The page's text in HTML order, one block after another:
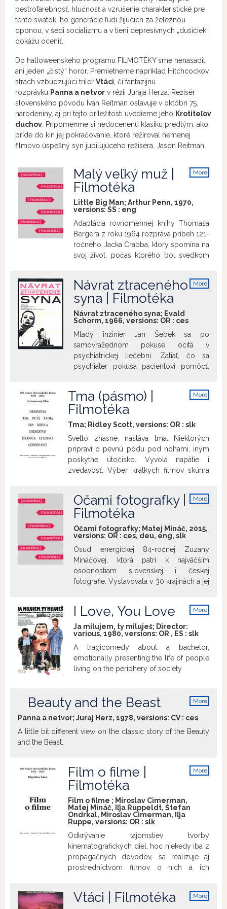
pestrofarebnosť, hlučnosť a vzrušenie charakteristické pre
tento sviatok, ho generácie ľudí žijúcich za železnou
oponou, v šedi socializmu a v tieni depresívnych „dušičiek“,
dokážu oceniť.
Do halloweenskeho programu FILMOTÉKY sme nenasadili
ani jeden „čistý“ horor. Premietneme napríklad Hitchcockov
strach vzbudzujúci triler Vtáci , či fantazijnú
rozprávku Panna a netvor v réžii Juraja Herza. Režisér
slovenského pôvodu Ivan Reitman oslavuje v októbri 75.
narodeniny, aj pri tejto príležitosti uvedieme jeho Krotiteľov
duchov . Pripomeňme si nedocenenú klasiku predtým, ako
príde do kín jej pokračovanie, ktoré režíroval nemenej
filmovo úspešný syn jubilujúceho režiséra, Jason Reitman.
More
Malý veľký muž |
Filmotéka
Little Big Man; Arthur Penn, 1970,
versions: SS : eng
Adaptácia rovnomennej knihy Thomasa
Bergera z roku 1964 rozpráva príbeh 121-
ročného Jacka Crabba, ktorý spomína na
svoj život, počas ktorého bol svedkom
ho uniesli Indiáni, neskôr bojoval s
Čerokejmi v bitke pri Little Big Horn.
Hlavnú postavu v tomto napínavom
westerne s komediálnymi prvkami
stvárnil jedinečný Dustin Hoffmann. Film
uvádzame pri príležitosti 60. narodenín
prof. PhDr. Martina Šmatláka.
More
Návrat ztraceného
syna | Filmotéka
Návrat ztraceného syna; Evald
Schorm, 1966, versions: OR : ces
Mladý inžinier Jan Šebek sa po
samovražednom pokuse ocitá v
psychiatrickej liečebni. Zatiaľ, čo sa
psychiater pokúša pacientovi pomôcť,
manželkou Janou u jej rodičov. Jana si
krízu v manželstve kompenzuje
talentovaného českého režiséra Evalda
Schorma nás cez postavu Jana
zmietaného morálnou úzkosťou nabáda
premýšľať nad tým, čo je vlastne norma,
čo možno považovať za normálne v
uvádzame pri príležitosti 85. narodenín
herca Jana Kačera.
More
Tma (pásmo) |
Filmotéka
Tma; Ridley Scott, versions: OR : slk
Svetlo zhasne, nastáva tma. Niektorých
pripraví o pevnú pôdu pod nohami, iným
poskytne útočisko. Vyvolá napätie i
zvedavosť. Výber krátkych filmov skúma
čo máme vo svojom vnútri. Každá z nich
uchováva tajomstvo.
, Ivana Šebestová, 2017, 6‘Fascinujúci
život nočných tvorov
, Anna Vančurová, 2004, 9‘
Mila Fog
, Marta Prokopová, 2015, 11‘
Pružinka
, Michal Mészáros, 2008, 8‘
Kino
, Viktor Kubal, 1977, 7‘
V kocke
More
Očami fotografky |
Filmotéka
Očami fotografky; Matej Mináč, 2015,
versions: OR : ces, deu, eng, slk
Osud energickej 84-ročnej Zuzany
Mináčovej, ktorá patrí k najväčším
osobnostiam slovenskej i českej
fotografie. Vystavovala v 30 krajinách a jej
úspešnú, optimistickú ženu prenasleduje
desivé tajomstvo z detstva, ktoré jej
nedovoľovalo celý život spať. Jedinou
možnosťou, ako sa zmieriť s minulosťou,
je celý príbeh svojej veľkej detskej lásky
vyrozprávať. Vydá sa na najťažšiu cestu,
Nájde tam konečne pokoj? Uvádzame pri
príležitosti 90. narodenín umeleckej
fotografky Zuzany Mináčovej (nar. 24. 9.
1931).
More
I Love, You Love
Ja milujem, ty miluješ; Director:
various, 1980, versions: OR , ES : slk
A tragicomedy about a bachelor,
emotionally presenting the life of people
living on the periphery of society.
More
Beauty and the Beast
Panna a netvor; Juraj Herz, 1978, versions: CV: ces
A little bit different view on the classic story of the Beauty
and the Beast.
More
Film o filme |
Filmotéka
Film o filme ; Miroslav Cimerman,
Matej Mináč, Iľja Ruppeldt, Štefan
Ondrkal, Miroslav Cimerman, Iľja
Ruppe, versions: OR : slk
Odkrývanie tajomstiev tvorby
kinematografických diel, hoc niekedy iba z
propagačných dôvodov, sa realizuje aj
prostredníctvom filmov o nich a ich
filmový ústav:
Film o filme 1/1966,
More
Vtáci | Filmotéka